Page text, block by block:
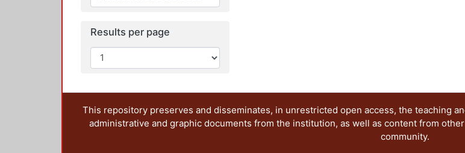
Results per page
This repository preserves and disseminates, in unrestricted open access, the teaching
administrative and graphic documents from the institution, as well as content from
community.